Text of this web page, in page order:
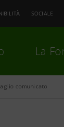
SOCIALE
La
comunicato